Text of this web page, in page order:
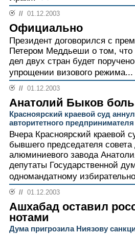
// 01.12.2003
Официально
Президент договорился с
Петером Меддьеши о том, что
дел двух стран будет
упрощении визового режима...
// 01.12.2003
Анатолий Быков
Красноярский краевой суд
авторитетного предпринимателя
Вчера Красноярский краевой
бывшего председателя совета
алюминиевого завода
депутаты Государственной
одномандатному
// 01.12.2003
Ашхабад оставил
нотами
Дума пригрозила Ниязову